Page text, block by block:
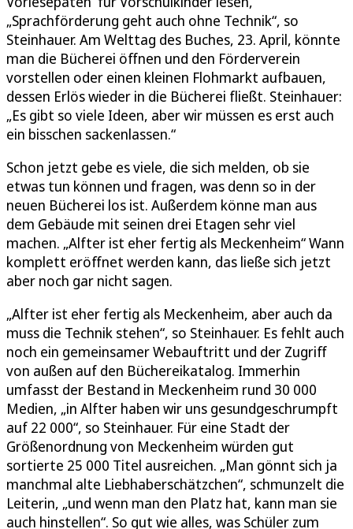
„Sprachförderung geht auch ohne Technik“, so
Steinhauer. Am Welttag des Buches, 23. April, könnte
man die Bücherei öffnen und den Förderverein
vorstellen oder einen kleinen Flohmarkt aufbauen,
dessen Erlös wieder in die Bücherei fließt. Steinhauer:
„Es gibt so viele Ideen, aber wir müssen es erst auch
ein bisschen sackenlassen.“
Schon jetzt gebe es viele, die sich melden, ob sie
etwas tun können und fragen, was denn so in der
neuen Bücherei los ist. Außerdem könne man aus
dem Gebäude mit seinen drei Etagen sehr viel
machen. „Alfter ist eher fertig als Meckenheim“ Wann
komplett eröffnet werden kann, das ließe sich jetzt
aber noch gar nicht sagen.
„Alfter ist eher fertig als Meckenheim, aber auch da
muss die Technik stehen“, so Steinhauer. Es fehlt auch
noch ein gemeinsamer Webauftritt und der Zugriff
von außen auf den Büchereikatalog. Immerhin
umfasst der Bestand in Meckenheim rund 30 000
Medien, „in Alfter haben wir uns gesundgeschrumpft
auf 22 000“, so Steinhauer. Für eine Stadt der
Größenordnung von Meckenheim würden gut
sortierte 25 000 Titel ausreichen. „Man gönnt sich ja
manchmal alte Liebhaberschätzchen“, schmunzelt die
Leiterin, „und wenn man den Platz hat, kann man sie
auch hinstellen“. So gut wie alles, was Schüler zum